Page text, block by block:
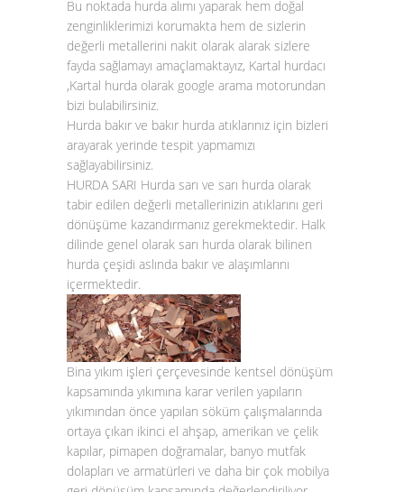
Bu noktada hurda alımı yaparak hem doğal
zenginliklerimizi korumakta hem de sizlerin
değerli metallerini nakit olarak alarak sizlere
fayda sağlamayı amaçlamaktayız, Kartal hurdacı
,Kartal hurda olarak google arama motorundan
bizi bulabilirsiniz.
Hurda bakır ve bakır hurda atıklarınız için bizleri
arayarak yerinde tespit yapmamızı
sağlayabilirsiniz.
HURDA SARI Hurda sarı ve sarı hurda olarak
tabir edilen değerli metallerinizin atıklarını geri
dönüşüme kazandırmanız gerekmektedir. Halk
dilinde genel olarak sarı hurda olarak bilinen
hurda çeşidi aslında bakır ve alaşımlarını
içermektedir.
Bina yıkım işleri çerçevesinde kentsel dönüşüm
kapsamında yıkımına karar verilen yapıların
yıkımından önce yapılan söküm çalışmalarında
ortaya çıkan ikinci el ahşap, amerikan ve çelik
kapılar, pimapen doğramalar, banyo mutfak
dolapları ve armatürleri ve daha bir çok mobilya